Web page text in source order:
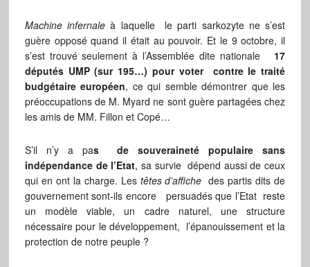
Machine infernale à laquelle le parti sarkozyte ne s’est
guère opposé quand il était au pouvoir. Et le 9 octobre, il
s’est trouvé seulement à l’Assemblée dite nationale 17
députés UMP (sur 195…) pour voter contre le traité
budgétaire européen, ce qui semble démontrer que les
préoccupations de M. Myard ne sont guère partagées chez
les amis de MM. Fillon et Copé…
S’il n’y a pas de souveraineté populaire sans
indépendance de l’Etat, sa survie dépend aussi de ceux
qui en ont la charge. Les têtes d’affiche des partis dits de
gouvernement sont-ils encore persuadés que l’Etat reste
un modèle viable, un cadre naturel, une structure
nécessaire pour le développement, l’épanouissement et la
protection de notre peuple ?